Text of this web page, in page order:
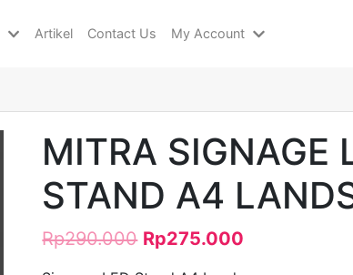
Artikel Contact Us My Account
MITRA SIGNAGE
STAND A4
Rp290.000 Rp275.000